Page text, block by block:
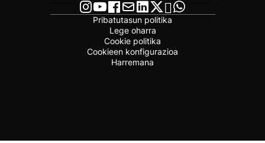
Pribatutasun politika
Lege oharra
Cookie politika
Cookieen konfigurazioa
Harremana